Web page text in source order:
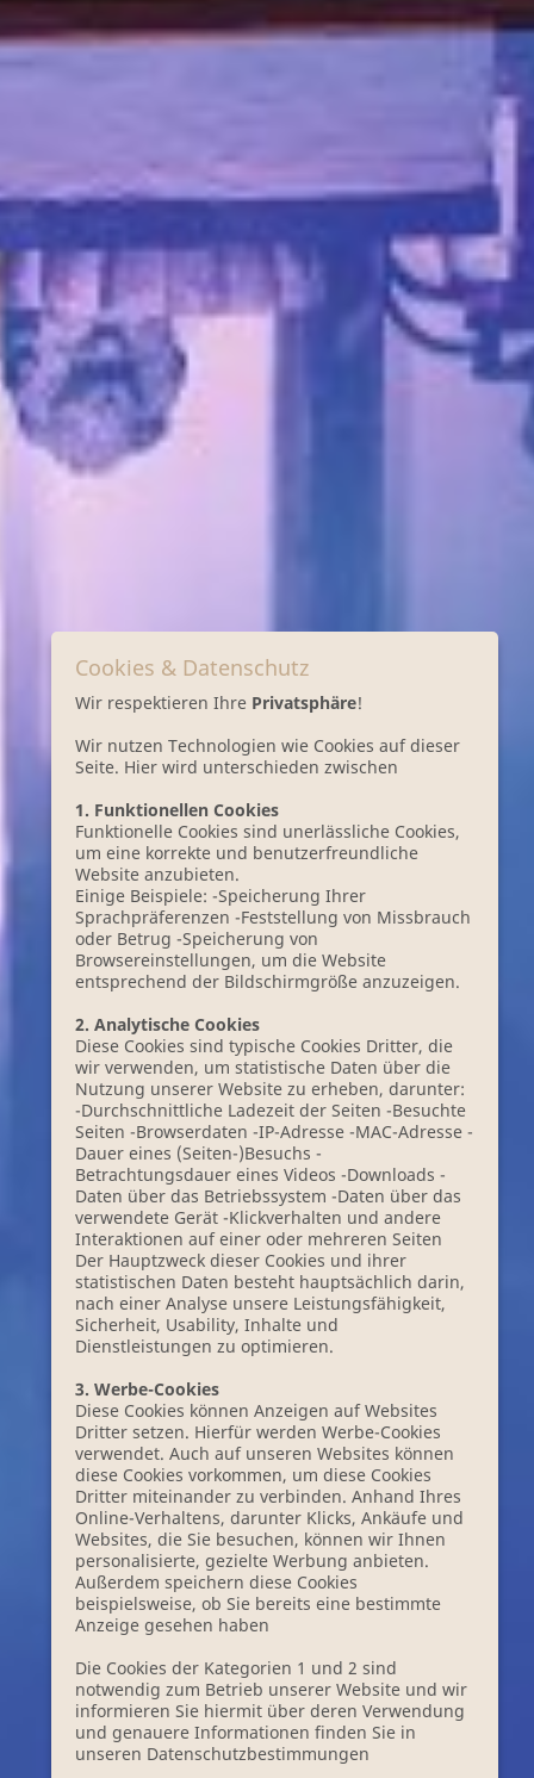
Cookies & Datenschutz
Wir respektieren Ihre Privatsphäre!
Wir nutzen Technologien wie Cookies auf dieser
Seite. Hier wird unterschieden zwischen
1. Funktionellen Cookies
Funktionelle Cookies sind unerlässliche Cookies,
um eine korrekte und benutzerfreundliche
Website anzubieten.
Einige Beispiele: -Speicherung Ihrer
Sprachpräferenzen -Feststellung von Missbrauch
oder Betrug -Speicherung von
Browsereinstellungen, um die Website
entsprechend der Bildschirmgröße anzuzeigen.
2. Analytische Cookies
Diese Cookies sind typische Cookies Dritter, die
wir verwenden, um statistische Daten über die
Nutzung unserer Website zu erheben, darunter:
-Durchschnittliche Ladezeit der Seiten -Besuchte
Seiten -Browserdaten -IP-Adresse -MAC-Adresse -
Dauer eines (Seiten-)Besuchs -
Betrachtungsdauer eines Videos -Downloads -
Daten über das Betriebssystem -Daten über das
verwendete Gerät -Klickverhalten und andere
Interaktionen auf einer oder mehreren Seiten
Der Hauptzweck dieser Cookies und ihrer
statistischen Daten besteht hauptsächlich darin,
nach einer Analyse unsere Leistungsfähigkeit,
Sicherheit, Usability, Inhalte und
Dienstleistungen zu optimieren.
3. Werbe-Cookies
Diese Cookies können Anzeigen auf Websites
Dritter setzen. Hierfür werden Werbe-Cookies
verwendet. Auch auf unseren Websites können
diese Cookies vorkommen, um diese Cookies
Dritter miteinander zu verbinden. Anhand Ihres
Online-Verhaltens, darunter Klicks, Ankäufe und
Websites, die Sie besuchen, können wir Ihnen
personalisierte, gezielte Werbung anbieten.
Außerdem speichern diese Cookies
beispielsweise, ob Sie bereits eine bestimmte
Anzeige gesehen haben
Die Cookies der Kategorien 1 und 2 sind
notwendig zum Betrieb unserer Website und wir
informieren Sie hiermit über deren Verwendung
und genauere Informationen finden Sie in
unseren Datenschutzbestimmungen